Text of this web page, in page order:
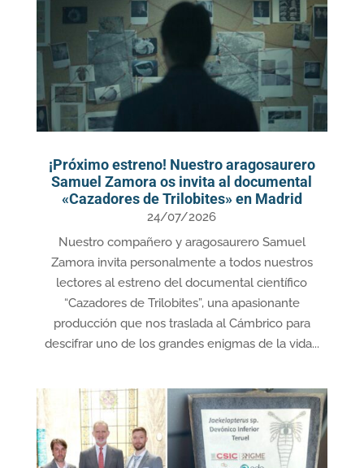
¡Próximo estreno! Nuestro aragosaurero
Samuel Zamora os invita al documental
«Cazadores de Trilobites» en Madrid
24/07/2026
Nuestro compañero y aragosaurero Samuel
Zamora invita personalmente a todos nuestros
lectores al estreno del documental científico
“Cazadores de Trilobites”, una apasionante
producción que nos traslada al Cámbrico para
descifrar uno de los grandes enigmas de la vida...